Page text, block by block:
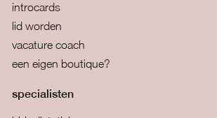
introcards
lid worden
vacature coach
een eigen boutique?
specialisten